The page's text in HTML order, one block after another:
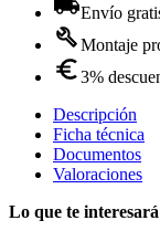
Envío
Montaje
3%
Descripción
Ficha técnica
Documentos
Valoraciones
Lo que te